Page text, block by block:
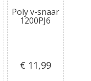
Poly v-snaar
1200PJ6
€ 11,99